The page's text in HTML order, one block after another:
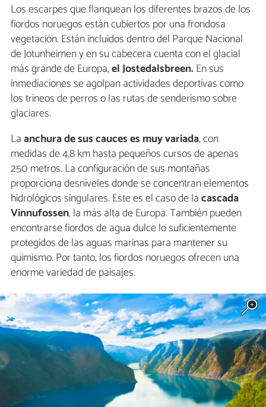
Los escarpes que flanquean los diferentes brazos de los
fiordos noruegos están cubiertos por una frondosa
vegetación. Están incluidos dentro del Parque Nacional
de Jotunheimen y en su cabecera cuenta con el glacial
más grande de Europa,el Jostedalsbreen.En sus
inmediaciones se agolpan actividades deportivas como
los trineos de perros o las rutas de senderismo sobre
glaciares.
Laanchura de sus cauceses muy variada, con
medidas de 4,8 km hasta pequeños cursos de apenas
250 metros. La configuración de sus montañas
proporciona desniveles donde se concentran elementos
hidrológicos singulares. Este es el caso de lacascada
Vinnufossen, la más alta de Europa. También pueden
encontrarse fiordos de agua dulce lo suficientemente
protegidos de las aguas marinas para mantener su
quimismo. Por tanto, los fiordos noruegos ofrecen una
enorme variedad de paisajes.